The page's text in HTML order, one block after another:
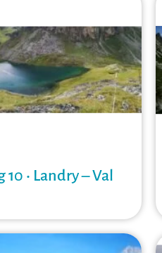
10 • Landry – Val